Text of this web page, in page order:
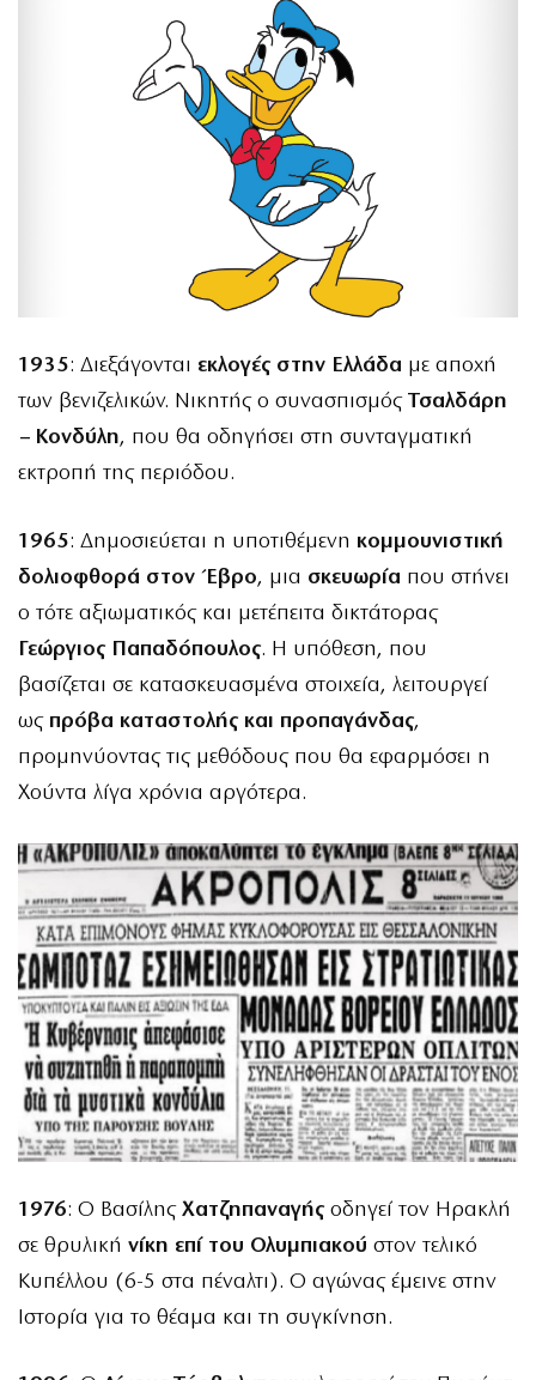
1935: Διεξάγονται εκλογές στην Ελλάδα με αποχή
των βενιζελικών. Νικητής ο συνασπισμός Τσαλδάρη
– Κονδύλη, που θα οδηγήσει στη συνταγματική
εκτροπή της περιόδου.
1965: Δημοσιεύεται η υποτιθέμενη κομμουνιστική
δολιοφθορά στον Έβρο, μια σκευωρία που στήνει
ο τότε αξιωματικός και μετέπειτα δικτάτορας
Γεώργιος Παπαδόπουλος. Η υπόθεση, που
βασίζεται σε κατασκευασμένα στοιχεία, λειτουργεί
ως πρόβα καταστολής και προπαγάνδας,
προμηνύοντας τις μεθόδους που θα εφαρμόσει η
Χούντα λίγα χρόνια αργότερα.
1976: Ο Βασίλης Χατζηπαναγής οδηγεί τον Ηρακλή
σε θρυλική νίκη επί του Ολυμπιακού στον τελικό
Κυπέλλου (6-5 στα πέναλτι). Ο αγώνας έμεινε στην
Ιστορία για το θέαμα και τη συγκίνηση.